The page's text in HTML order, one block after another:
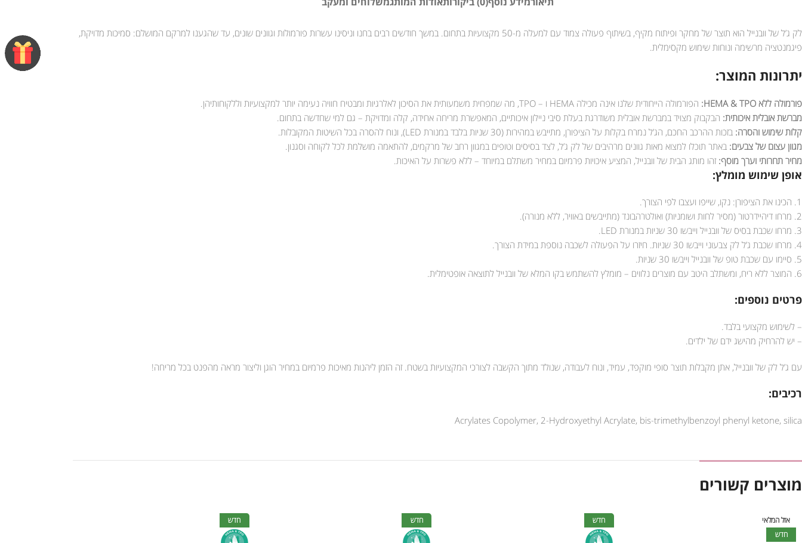
לק ג’ל של וובנייל הוא תוצר של מחקר ופיתוח מקיף, בשיתוף פעולה צמוד עם למעלה מ-50 מקצועיות בתחום. במשך חודשים רבים בחנו וניסינו עשרות פורמולות וגוונים שונים, עד שהגענו למרקם המושלם: סמיכות מדויקת,
פיגמנטציה מרשימה ונוחות שימוש מקסימלית.
יתרונות המוצר:
פורמולה ללא HEMA & TPO:
הפורמולה הייחודית שלנו אינה מכילה HEMA ו – TPO, מה שמפחית משמעותית את הסיכון לאלרגיות ומבטיח חוויה נעימה יותר למקצועיות וללקוחותיהן.
מברשת אובלית איכותית: הבקבוק מצויד במברשת אובלית משודרגת בעלת סיבי ניילון איכותיים, המאפשרת מריחה אחידה, קלה ומדויקת – גם למי שחדשה בתחום.
קלות שימוש והסרה: בזכות ההרכב החכם, הג’ל נמרח בקלות על הציפורן, מתייבש במהירות (30 שניות בלבד במנורת LED), ונוח להסרה בכל השיטות המקובלות.
מגוון עצום של צבעים: באתר תוכלו למצוא מאות גוונים מרהיבים של לק ג’ל, לצד בסיסים וטופים במגוון רחב של מרקמים, להתאמה מושלמת לכל לקוחה וסגנון.
מחיר תחרותי וערך מוסף: זהו מותג הבית של וובנייל, המציע איכויות פרמיום במחיר משתלם במיוחד – ללא פשרות על האיכות.
אופן שימוש מומלץ:
1. הכינו את הציפורן: נקו, שייפו ועצבו לפי הצורך.
2. מרחו דיהיידרטור (מסיר לחות ושומניות) ואולטרהבונד (מתייבשים באוויר, ללא מנורה).
3. מרחו שכבת בסיס של וובנייל וייבשו 30 שניות במנורת LED.
4. מרחו שכבת ג’ל לק צבעוני וייבשו 30 שניות. חיזרו על הפעולה לשכבה נוספת במידת הצורך.
5. סיימו עם שכבת טופ של וובנייל וייבשו 30 שניות.
6. המוצר ללא ריח, ומשתלב היטב עם מוצרים נלווים – מומלץ להשתמש בקו המלא של וובנייל לתוצאה אופטימלית.
פרטים נוספים:
– לשימוש מקצועי בלבד.
– יש להרחיק מהישג ידם של ילדים.
עם ג’ל לק של וובנייל, אתן מקבלות תוצר סופי מוקפד, עמיד, ונוח לעבודה, שנולד מתוך הקשבה לצורכי המקצועיות בשטח. זה הזמן ליהנות מאיכות פרמיום במחיר הוגן וליצור מראה מהפנט בכל מריחה!
רכיבים:
Acrylates Copolymer, 2-Hydroxyethyl Acrylate, bis-trimethylbenzoyl phenyl ketone, silica
מוצרים קשורים
אזל המלאי
חדש
חדש חדש חדש